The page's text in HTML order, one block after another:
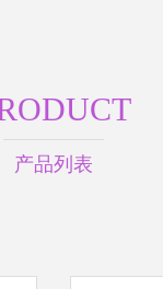
产品列表